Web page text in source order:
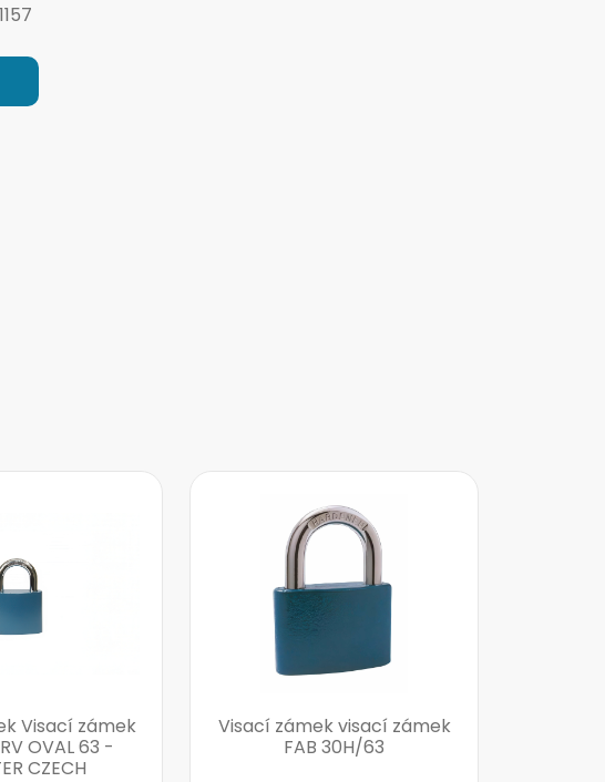
1157
Visací zámek
OVAL 63 -
CZECH
Visací zámek visací zámek
FAB 30H/63